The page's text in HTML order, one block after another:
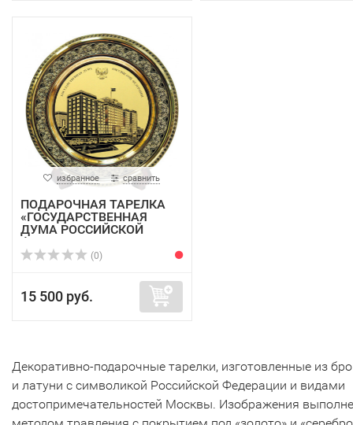
избранное сравнить
ПОДАРОЧНАЯ ТАРЕЛКА
«ГОСУДАРСТВЕННАЯ
ДУМА РОССИЙСКОЙ
ФЕДЕР...
(0)
15 500 руб.
Декоративно-подарочные тарелки, изготовленные из
и латуни с символикой Российской Федерации и видами
достопримечательностей Москвы. Изображения